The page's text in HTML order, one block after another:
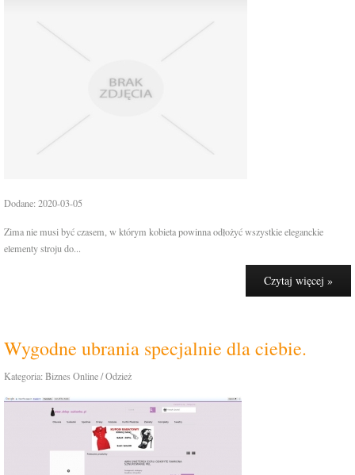
Dodane: 2020-03-05
Zima nie musi być czasem, w którym kobieta powinna odłożyć wszystkie eleganckie
elementy stroju do...
Czytaj więcej »
Wygodne ubrania specjalnie dla ciebie.
Kategoria: Biznes Online / Odzież